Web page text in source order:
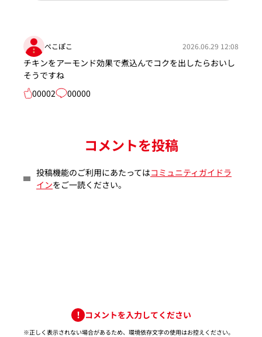
ぺこぽこ 2026.06.29 12:08
チキンをアーモンド効果で煮込んでコクを出したらおいし
そうですね
00002
00000
コメントを投稿
投稿機能のご利用にあたってはコミュニティガイドラ
インをご一読ください。
コメントを入力してください
※正しく表示されない場合があるため、環境依存文字の使用はお控えください。​